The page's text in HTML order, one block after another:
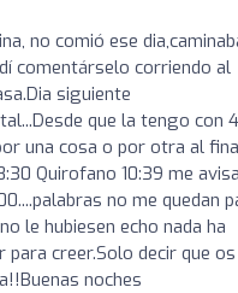
no comió ese
comentárselo corriendo al
siguiente
que la tengo con 4
una cosa o por otra al
Quirofano 10:39 me
no me quedan
le hubiesen echo nada ha
para creer.Solo decir que os
noches